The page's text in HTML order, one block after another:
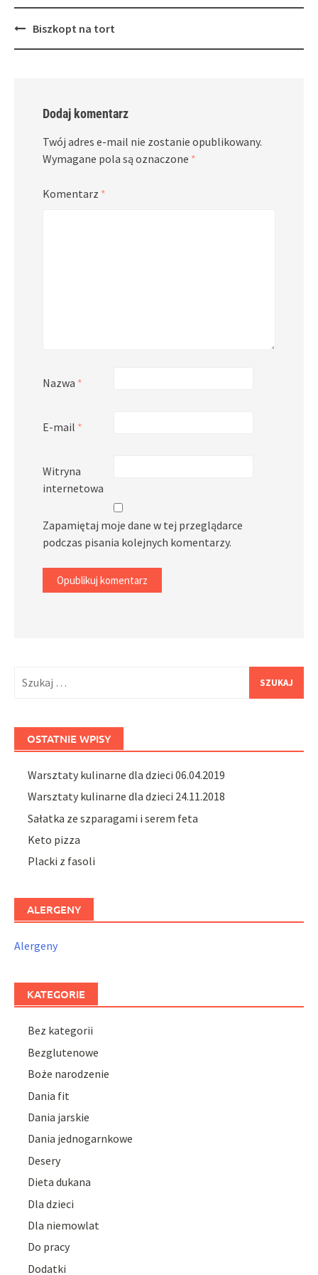
PostBiszkopt na tort
Dodaj komentarz
Twój adres e-mail nie zostanie opublikowany.
Wymagane pola są oznaczone *
Komentarz *
Nazwa *
E-mail *
Witryna
internetowa
Zapamiętaj moje dane w tej przeglądarce
podczas pisania kolejnych komentarzy.
OSTATNIE WPISY
Warsztaty kulinarne dla dzieci 06.04.2019
Warsztaty kulinarne dla dzieci 24.11.2018
Sałatka ze szparagami i serem feta
Keto pizza
Placki z fasoli
ALERGENY
Alergeny
KATEGORIE
Bez kategorii
Bezglutenowe
Boże narodzenie
Dania fit
Dania jarskie
Dania jednogarnkowe
Desery
Dieta dukana
Dla dzieci
Dla niemowlat
Do pracy
Dodatki